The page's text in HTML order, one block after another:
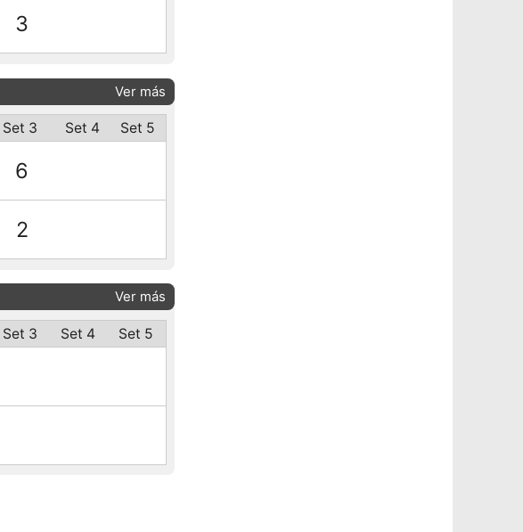
3
Ver más
Set 3 Set 4 Set 5
6
2
Ver más
Set 3 Set 4 Set 5